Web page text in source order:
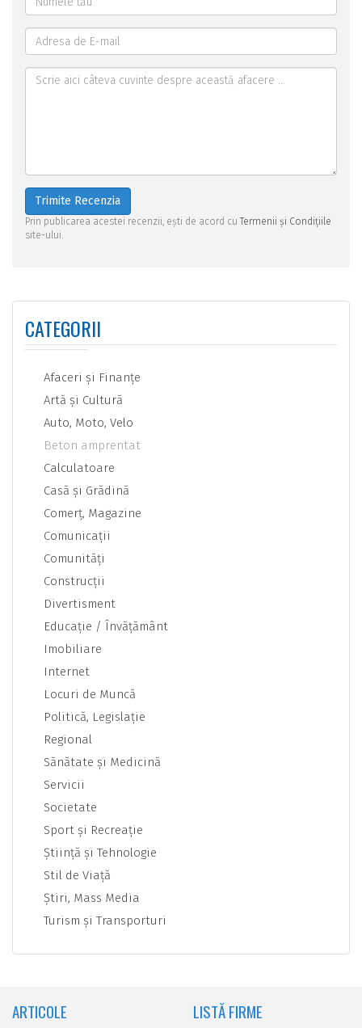
Trimite Recenzia
Prin publicarea acestei recenzii, ești de acord cuTermenii și Condițiile
site-ului.
CATEGORII
Afaceri şi Finanţe
Artă şi Cultură
Auto, Moto, Velo
Beton amprentat
Calculatoare
Casă şi Grădină
Comerţ, Magazine
Comunicaţii
Comunităţi
Construcţii
Divertisment
Educaţie / Învăţământ
Imobiliare
Internet
Locuri de Muncă
Politică, Legislaţie
Regional
Sănătate şi Medicină
Servicii
Societate
Sport şi Recreaţie
Ştiinţă şi Tehnologie
Stil de Viaţă
Ştiri, Mass Media
Turism şi Transporturi
ARTICOLE LISTĂ FIRME